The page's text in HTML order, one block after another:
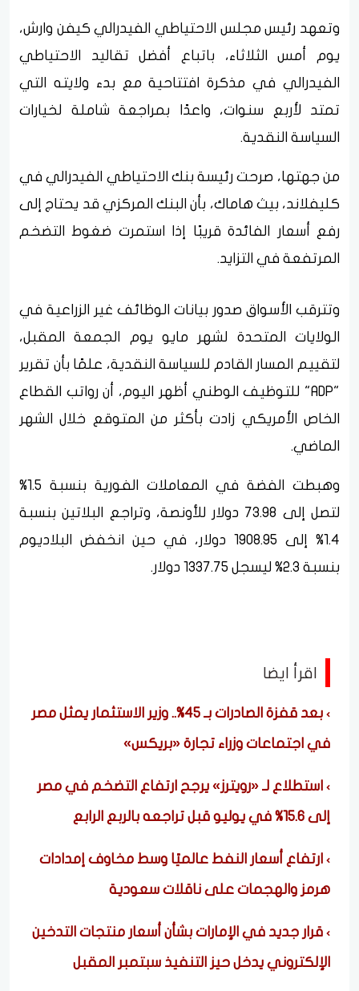
وتعهد رئيس مجلس الاحتياطي الفيدرالي كيفن وارش،
يوم أمس الثلاثاء، باتباع أفضل تقاليد الاحتياطي
الفيدرالي في مذكرة افتتاحية مع بدء ولايته التي
تمتد لأربع سنوات، واعدًا بمراجعة شاملة لخيارات
السياسة النقدية.
من جهتها، صرحت رئيسة بنك الاحتياطي الفيدرالي في
كليفلاند، بيث هاماك، بأن البنك المركزي قد يحتاج إلى
رفع أسعار الفائدة قريبًا إذا استمرت ضغوط التضخم
المرتفعة في التزايد.
وتترقب الأسواق صدور بيانات الوظائف غير الزراعية في
الولايات المتحدة لشهر مايو يوم الجمعة المقبل،
لتقييم المسار القادم للسياسة النقدية، علمًا بأن تقرير
"ADP" للتوظيف الوطني أظهر اليوم، أن رواتب القطاع
الخاص الأمريكي زادت بأكثر من المتوقع خلال الشهر
الماضي.
وهبطت الفضة في المعاملات الفورية بنسبة 1.5%
لتصل إلى 73.98 دولار للأونصة، وتراجع البلاتين بنسبة
1.4% إلى 1908.95 دولار، في حين انخفض البلاديوم
بنسبة 2.3% ليسجل 1337.75 دولار.
اقرأ ايضا
بعد قفزة الصادرات بـ 45%.. وزير الاستثمار يمثل مصر
في اجتماعات وزراء تجارة «بريكس»
استطلاع لـ «رويترز» يرجح ارتفاع التضخم في مصر
إلى 15.6% في يوليو قبل تراجعه بالربع الرابع
ارتفاع أسعار النفط عالميًا وسط مخاوف إمدادات
هرمز والهجمات على ناقلات سعودية
قرار جديد في الإمارات بشأن أسعار منتجات التدخين
الإلكتروني يدخل حيز التنفيذ سبتمبر المقبل